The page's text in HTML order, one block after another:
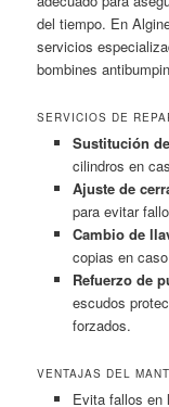
del tiempo. En
servicios
bombines
SERVICIOS DE
Sustitución
cilindros en
Ajuste de
para evitar
Cambio de
copias en
Refuerzo de
escudos
forzados.
VENTAJAS DEL
Evita fallos en